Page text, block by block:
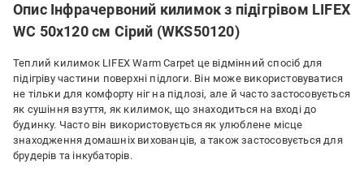
Опис Інфрачервоний килимок з підігрівом LIFEX
WC 50х120 см Сірий (WKS50120)
Теплий килимок LIFEX Warm Carpet це відмінний спосіб для
підігріву частини поверхні підлоги. Він може використовуватися
не тільки для комфорту ніг на підлозі, але й часто застосовується
як сушіння взуття, як килимок, що знаходиться на вході до
будинку. Часто він використовується як улюблене місце
знаходження домашніх вихованців, а також застосовується для
брудерів та інкубаторів.